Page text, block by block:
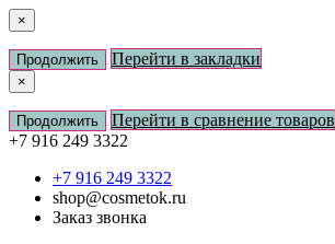
×
Продолжить Перейти в закладки
×
Продолжить
Перейти в сравнение товаров
+7 916 249 3322
+7 916 249 3322
shop@cosmetok.ru
Заказ звонка